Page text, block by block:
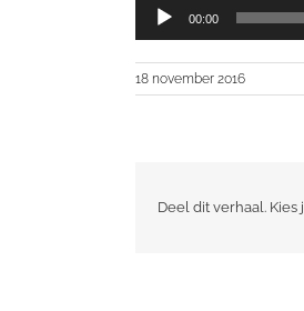
Audiospeler
00:00
18 november 2016
Deel dit verhaal. Kies